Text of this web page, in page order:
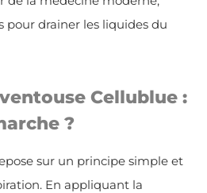
pour drainer les liquides du
Cellublue :
?
sur un principe simple et
En appliquant la